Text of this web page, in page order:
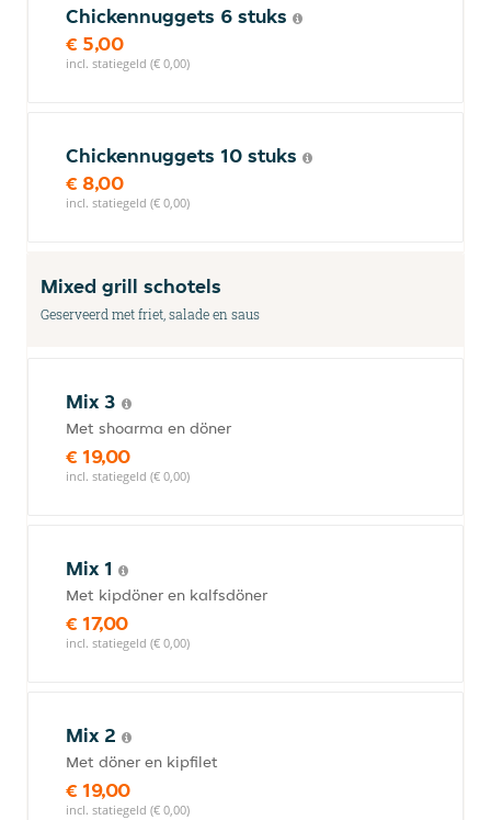
Chickennuggets 6 stuks
€ 5,00
incl. statiegeld (€ 0,00)
Chickennuggets 10 stuks
€ 8,00
incl. statiegeld (€ 0,00)
Mixed grill schotels
Geserveerd met friet, salade en saus
Mix 3
Met shoarma en döner
€ 19,00
incl. statiegeld (€ 0,00)
Mix 1
Met kipdöner en kalfsdöner
€ 17,00
incl. statiegeld (€ 0,00)
Mix 2
Met döner en kipfilet
€ 19,00
incl. statiegeld (€ 0,00)